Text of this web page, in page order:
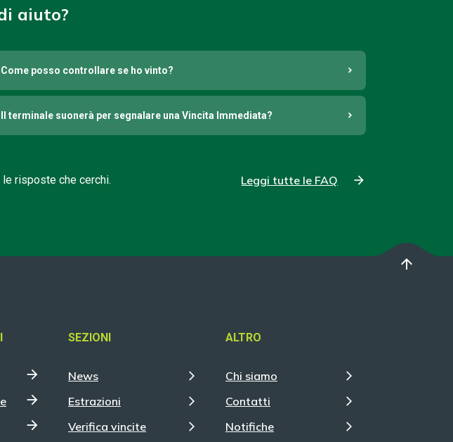
aiuto?
Come posso controllare se ho vinto?
Il terminale suonerà per segnalare una Vincita Immediata?
risposte che cerchi. Leggi tutte le FAQ
arrow_upward
SEZIONI
News
Estrazioni
Verifica vincite
ALTRO
Chi siamo
Contatti
Notifiche